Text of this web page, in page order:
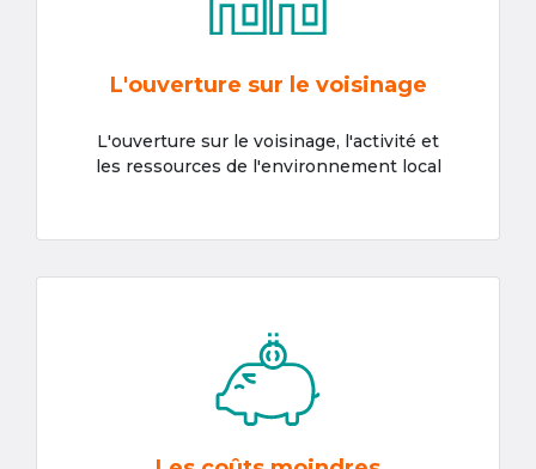
L'ouverture sur le voisinage
L'ouverture sur le voisinage, l'activité et
les ressources de l'environnement local